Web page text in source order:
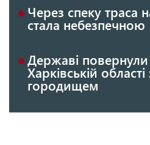
Через спеку траса
стала небезпечною
Державі
Харківській
городищем